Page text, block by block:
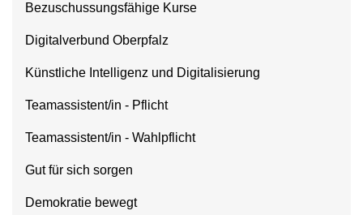
Bezuschussungsfähige Kurse
Digitalverbund Oberpfalz
Künstliche Intelligenz und Digitalisierung
Teamassistent/in - Pflicht
Teamassistent/in - Wahlpflicht
Gut für sich sorgen
Demokratie bewegt